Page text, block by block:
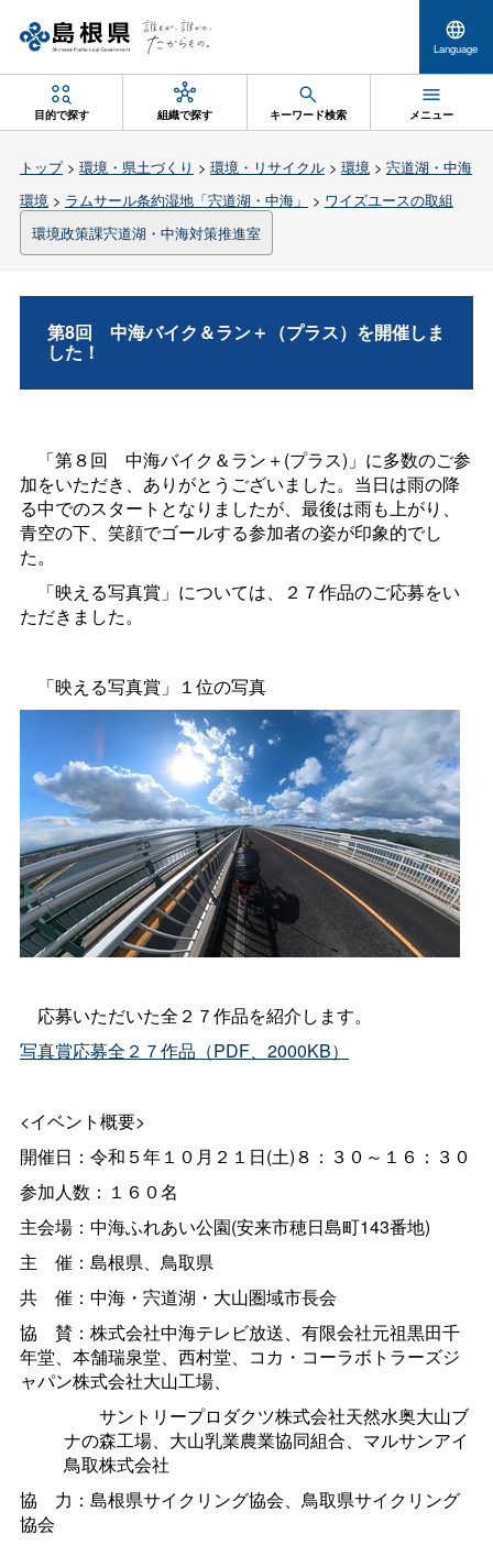
Language
目的で探す 組織で探す キーワード検索 メニュー
トップ> 環境・県土づくり > 環境・リサイクル> 環境> 宍道湖・中海
環境> ラムサール条約湿地「宍道湖・中海」 > ワイズユースの取組
環境政策課宍道湖・中海対策推進室
第8回 中海バイク＆ラン＋（プラス）を開催しま
した！
「第８回 中海バイク＆ラン＋(プラス)」に多数のご参
加をいただき、ありがとうございました。当日は雨の降
る中でのスタートとなりましたが、最後は雨も上がり、
青空の下、笑顔でゴールする参加者の姿が印象的でし
た。
「映える写真賞」については、２７作品のご応募をい
ただきました。
「映える写真賞」１位の写真
応募いただいた全２７作品を紹介します。
写真賞応募全２７作品（PDF、2000KB）
<イベント概要>
開催日：令和５年１０月２１日(土)８：３０～１６：３０
参加人数：１６０名
主会場：中海ふれあい公園(安来市穂日島町143番地)
主 催：島根県、鳥取県
共 催：中海・宍道湖・大山圏域市長会
協 賛：株式会社中海テレビ放送、有限会社元祖黒田千
年堂、本舗瑞泉堂、西村堂、コカ・コーラボトラーズジ
ャパン株式会社大山工場、
サントリープロダクツ株式会社天然水奥大山ブ
ナの森工場、大山乳業農業協同組合、マルサンアイ
鳥取株式会社
協 力：島根県サイクリング協会、鳥取県サイクリング
協会